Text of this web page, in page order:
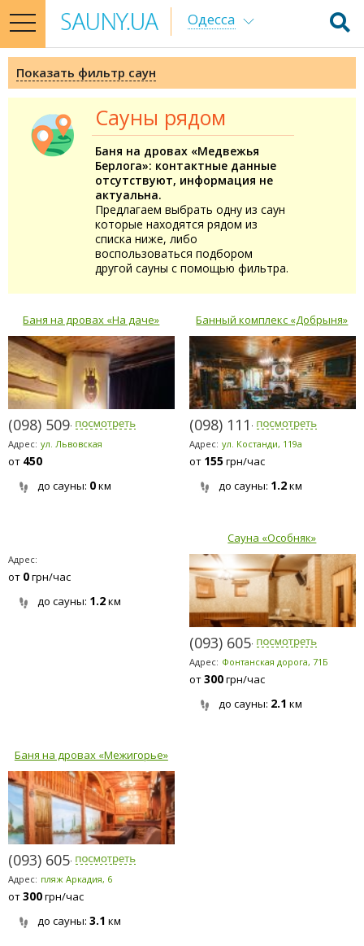
toggle
navigation
Одесса
Сауны рядом
Баня на дровах «Медвежья
Берлога»: контактные данные
отсутствуют, информация не
актуальна.
Предлагаем выбрать одну из саун
которые находятся рядом из
списка ниже, либо
воспользоваться подбором
другой сауны с помощью фильтра.
Баня на дровах «На даче»
(098) 509-6429
Адрес: ул. Львовская
от 450
до сауны: 0км
Банный комплекс «Добрыня»
(098) 111-7979
Адрес: ул. Костанди, 119а
от 155грн/час
до сауны: 1.2км
Адрес:
от 0грн/час
до сауны: 1.2км
Сауна «Особняк»
(093) 605-7590
Адрес: Фонтанская дорога, 71Б
от300грн/час
до сауны: 2.1 км
Баня на дровах «Межигорье»
(093) 605-7590
Адрес: пляж Аркадия, 6
от300грн/час
до сауны:3.1 км
Показать фильтр саун